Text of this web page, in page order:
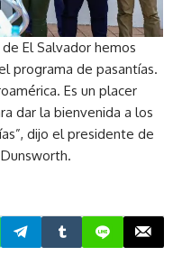
El Salvador hemos
programa de pasantías.
Es un placer
dar la bienvenida a los
dijo el presidente de